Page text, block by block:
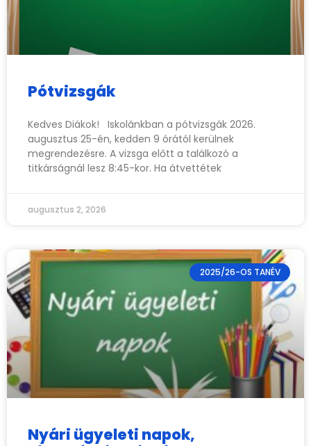
Pótvizsgák
Kedves Diákok! Iskolánkban a pótvizsgák 2026.
augusztus 25-én, kedden 9 órától kerülnek
megrendezésre. A vizsga előtt a találkozó a
titkárságnál lesz 8:45-kor. Ha átvettétek
augusztus 2, 2026
2025/26-OS TANÉV
Nyári ügyeleti napok,